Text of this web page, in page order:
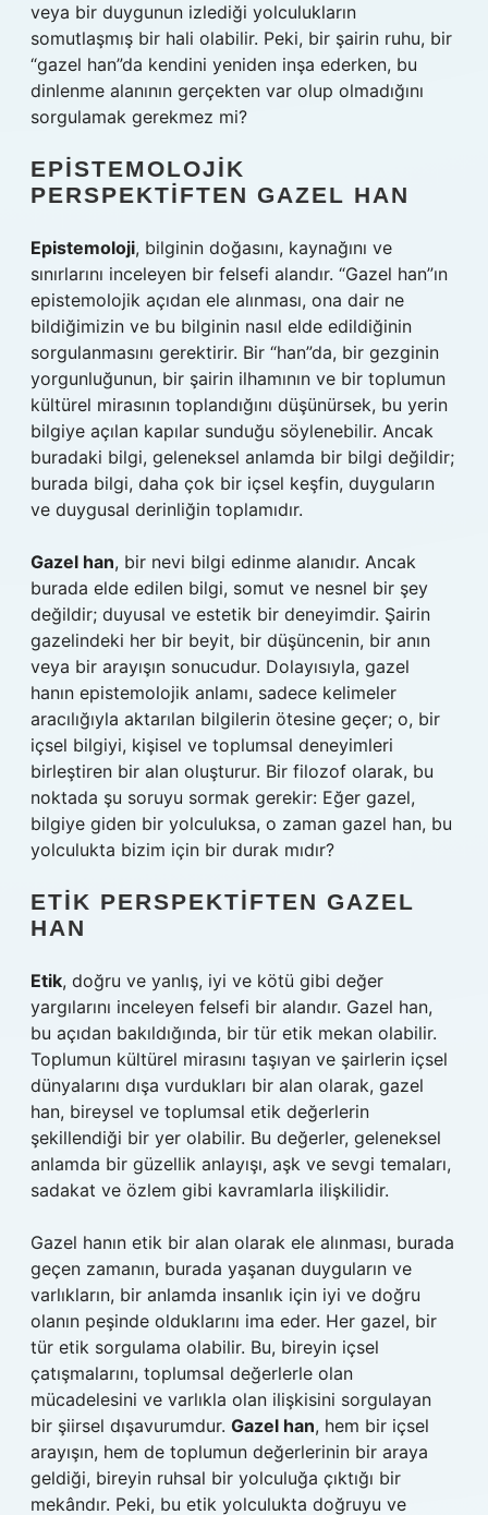
veya bir duygunun izlediği yolculukların
somutlaşmış bir hali olabilir. Peki, bir şairin ruhu, bir
“gazel han”da kendini yeniden inşa ederken, bu
dinlenme alanının gerçekten var olup olmadığını
sorgulamak gerekmez mi?
EPISTEMOLOJIK
PERSPEKTIFTEN GAZEL HAN
Epistemoloji, bilginin doğasını, kaynağını ve
sınırlarını inceleyen bir felsefi alandır. “Gazel han”ın
epistemolojik açıdan ele alınması, ona dair ne
bildiğimizin ve bu bilginin nasıl elde edildiğinin
sorgulanmasını gerektirir. Bir “han”da, bir gezginin
yorgunluğunun, bir şairin ilhamının ve bir toplumun
kültürel mirasının toplandığını düşünürsek, bu yerin
bilgiye açılan kapılar sunduğu söylenebilir. Ancak
buradaki bilgi, geleneksel anlamda bir bilgi değildir;
burada bilgi, daha çok bir içsel keşfin, duyguların
ve duygusal derinliğin toplamıdır.
Gazel han, bir nevi bilgi edinme alanıdır. Ancak
burada elde edilen bilgi, somut ve nesnel bir şey
değildir; duyusal ve estetik bir deneyimdir. Şairin
gazelindeki her bir beyit, bir düşüncenin, bir anın
veya bir arayışın sonucudur. Dolayısıyla, gazel
hanın epistemolojik anlamı, sadece kelimeler
aracılığıyla aktarılan bilgilerin ötesine geçer; o, bir
içsel bilgiyi, kişisel ve toplumsal deneyimleri
birleştiren bir alan oluşturur. Bir filozof olarak, bu
noktada şu soruyu sormak gerekir: Eğer gazel,
bilgiye giden bir yolculuksa, o zaman gazel han, bu
yolculukta bizim için bir durak mıdır?
ETIK PERSPEKTIFTEN GAZEL
HAN
Etik, doğru ve yanlış, iyi ve kötü gibi değer
yargılarını inceleyen felsefi bir alandır. Gazel han,
bu açıdan bakıldığında, bir tür etik mekan olabilir.
Toplumun kültürel mirasını taşıyan ve şairlerin içsel
dünyalarını dışa vurdukları bir alan olarak, gazel
han, bireysel ve toplumsal etik değerlerin
şekillendiği bir yer olabilir. Bu değerler, geleneksel
anlamda bir güzellik anlayışı, aşk ve sevgi temaları,
sadakat ve özlem gibi kavramlarla ilişkilidir.
Gazel hanın etik bir alan olarak ele alınması, burada
geçen zamanın, burada yaşanan duyguların ve
varlıkların, bir anlamda insanlık için iyi ve doğru
olanın peşinde olduklarını ima eder. Her gazel, bir
tür etik sorgulama olabilir. Bu, bireyin içsel
çatışmalarını, toplumsal değerlerle olan
mücadelesini ve varlıkla olan ilişkisini sorgulayan
bir şiirsel dışavurumdur. Gazel han, hem bir içsel
arayışın, hem de toplumun değerlerinin bir araya
geldiği, bireyin ruhsal bir yolculuğa çıktığı bir
mekândır. Peki, bu etik yolculukta doğruyu ve